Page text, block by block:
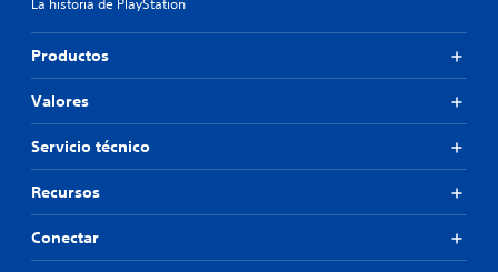
La historia de PlayStation
Productos
Valores
Servicio técnico
Recursos
Conectar